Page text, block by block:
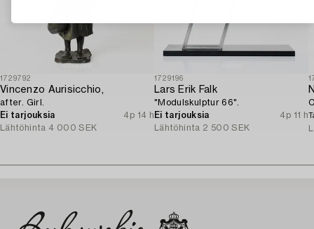
1729792
Vincenzo Aurisicchio,
after. Girl.
Ei tarjouksia
4p 14 h
Lähtöhinta 4 000 SEK
1729196
Lars Erik Falk
"Modulskulptur 66".
Ei tarjouksia
4p 11 h
Lähtöhinta 2 500 SEK